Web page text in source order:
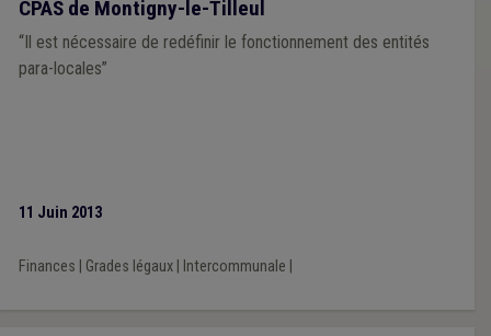
CPAS de Montigny-le-Tilleul
“Il est nécessaire de redéfinir le fonctionnement des entités
para-locales”
11 Juin 2013
Finances Grades légaux| Intercommunale